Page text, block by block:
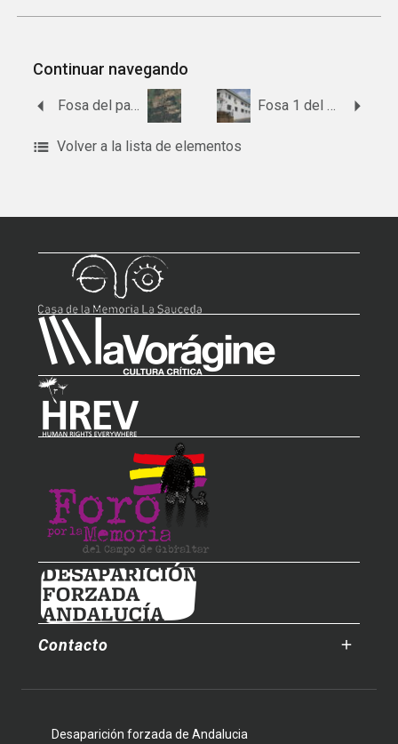
Continuar navegando
Fosa del paraje de Huerta de las Veredas Fosa 1 del antiguo cementerio de Bollullos Par del Condado
Volver a la lista de elementos
Contacto
Desaparición forzada de Andalucia